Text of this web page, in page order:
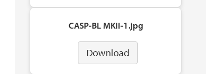
CASP-BL MKII-1.jpg
Download